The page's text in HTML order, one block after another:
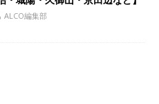
ALCO編集部